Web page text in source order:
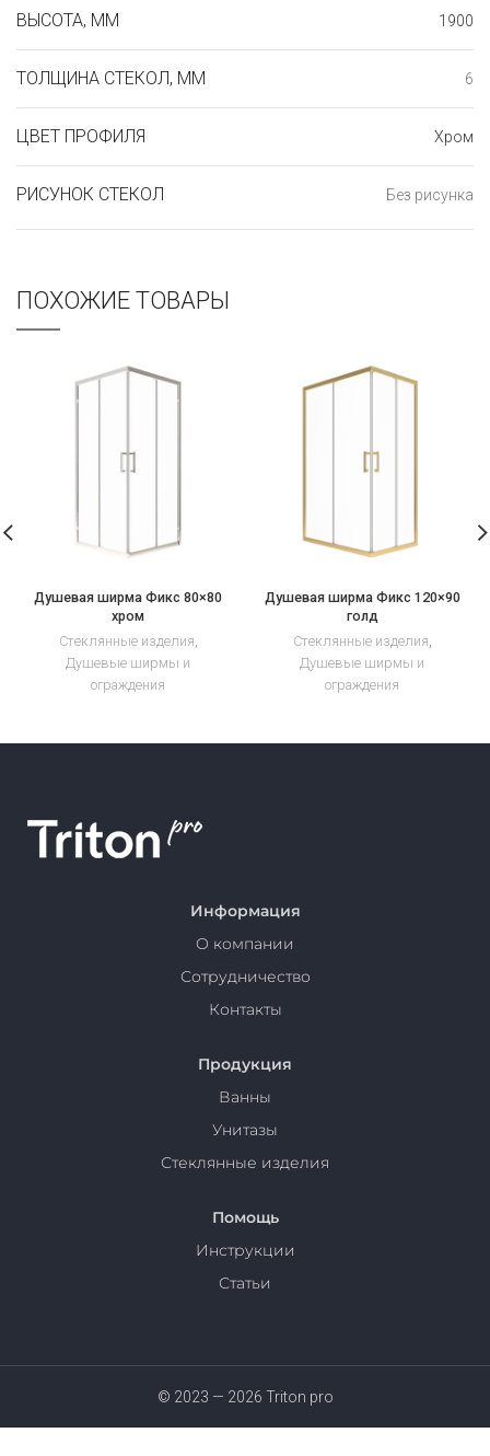
ВЫСОТА, ММ 1900
ТОЛЩИНА СТЕКОЛ, ММ 6
ЦВЕТ ПРОФИЛЯ Хром
РИСУНОК СТЕКОЛ Без рисунка
ПОХОЖИЕ ТОВАРЫ
Душевая ширма Фикс 80×80
хром
Стеклянные изделия,
Душевые ширмы и
ограждения
Душевая ширма Фикс 120×90
голд
Стеклянные изделия,
Душевые ширмы и
ограждения
Информация
О компании
Сотрудничество
Контакты
Продукция
Ванны
Унитазы
Стеклянные изделия
Помощь
Инструкции
Статьи
© 2023 — 2026 Triton pro